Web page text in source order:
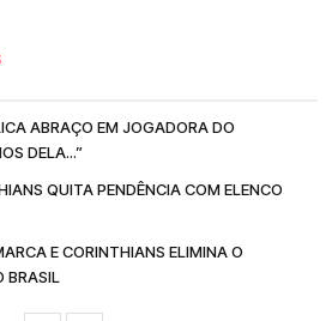
ABRAÇO EM JOGADORA DO
DELA...”
QUITA PENDÊNCIA COM ELENCO
E CORINTHIANS ELIMINA O
BRASIL